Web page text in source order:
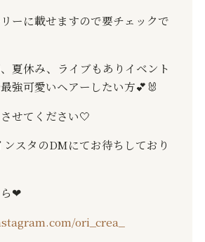
ーに載せますので要チェックで
夏休み、ライブもありイベント
強可愛いヘアーしたい方💕🐰
せてください🤍
ンスタのDMにてお待ちしており
❤︎
ori_crea_